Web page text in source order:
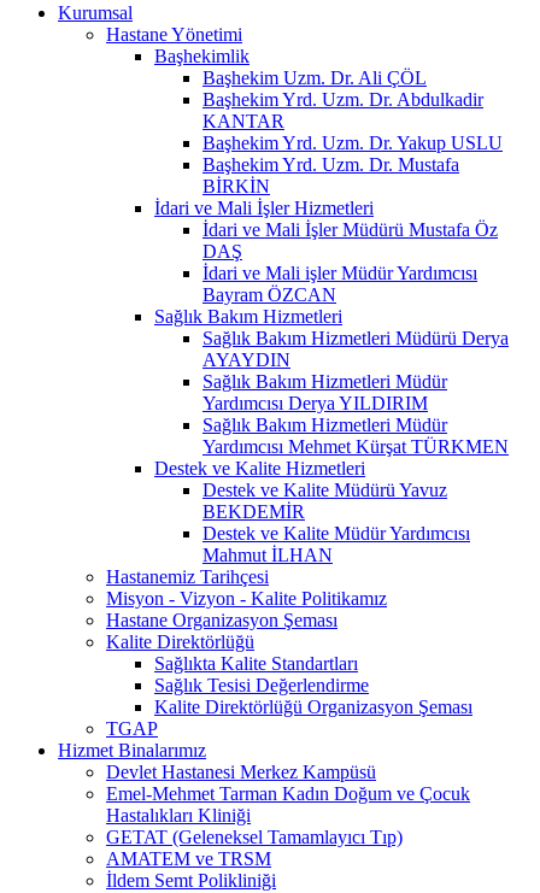
Kurumsal
Hastane Yönetimi
Başhekimlik
Başhekim Uzm. Dr. Ali ÇÖL
Başhekim Yrd. Uzm. Dr. Abdulkadir
KANTAR
Başhekim Yrd. Uzm. Dr. Yakup USLU
Başhekim Yrd. Uzm. Dr. Mustafa
BİRKİN
İdari ve Mali İşler Hizmetleri
İdari ve Mali İşler Müdürü Mustafa Öz
DAŞ
İdari ve Mali işler Müdür Yardımcısı
Bayram ÖZCAN
Sağlık Bakım Hizmetleri
Sağlık Bakım Hizmetleri Müdürü Derya
AYAYDIN
Sağlık Bakım Hizmetleri Müdür
Yardımcısı Derya YILDIRIM
Sağlık Bakım Hizmetleri Müdür
Yardımcısı Mehmet Kürşat TÜRKMEN
Destek ve Kalite Hizmetleri
Destek ve Kalite Müdürü Yavuz
BEKDEMİR
Destek ve Kalite Müdür Yardımcısı
Mahmut İLHAN
Hastanemiz Tarihçesi
Misyon - Vizyon - Kalite Politikamız
Hastane Organizasyon Şeması
Kalite Direktörlüğü
Sağlıkta Kalite Standartları
Sağlık Tesisi Değerlendirme
Kalite Direktörlüğü Organizasyon Şeması
TGAP
Hizmet Binalarımız
Devlet Hastanesi Merkez Kampüsü
Emel-Mehmet Tarman Kadın Doğum ve Çocuk
Hastalıkları Kliniği
GETAT (Geleneksel Tamamlayıcı Tıp)
AMATEM ve TRSM
İldem Semt Polikliniği